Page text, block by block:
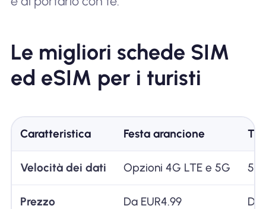
Le migliori schede SIM
ed eSIM per i turisti
Caratteristica Festa arancione Tre
Velocità dei dati Opzioni 4G LTE e 5G 5G
Prezzo Da EUR4.99 Da